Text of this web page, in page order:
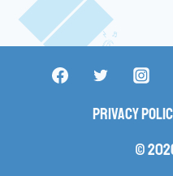
Privacy
©